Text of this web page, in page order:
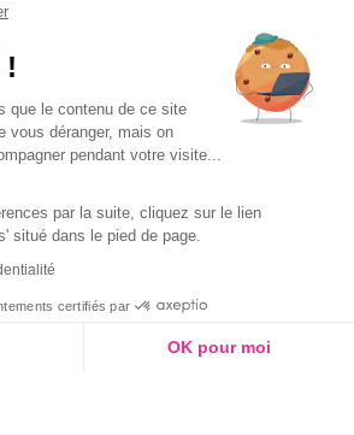
16h30 & le
!
que le contenu de ce site
vous déranger, mais on
pendant votre visite...
par la suite, cliquez sur le lien
situé dans le pied de page.
certifiés par
OK pour moi